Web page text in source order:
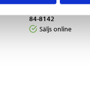
A
84-8142
Säljs online